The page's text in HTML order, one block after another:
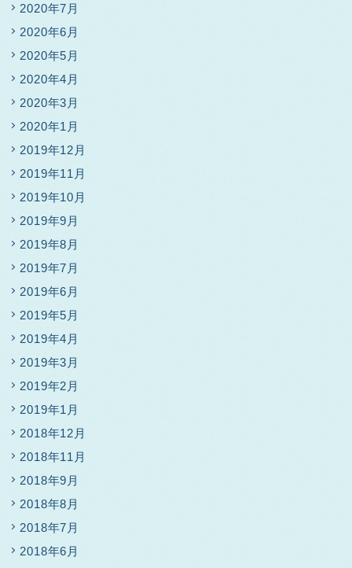
2020年7月
2020年6月
2020年5月
2020年4月
2020年3月
2020年1月
2019年12月
2019年11月
2019年10月
2019年9月
2019年8月
2019年7月
2019年6月
2019年5月
2019年4月
2019年3月
2019年2月
2019年1月
2018年12月
2018年11月
2018年9月
2018年8月
2018年7月
2018年6月